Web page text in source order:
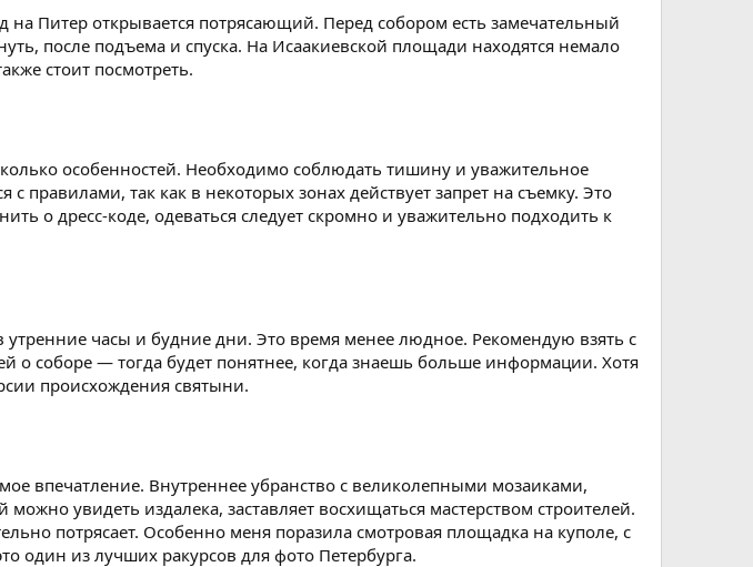
на Питер открывается потрясающий. Перед собором есть замечательный
после подъема и спуска. На Исаакиевской площади находятся немало
стоит посмотреть.
особенностей. Необходимо соблюдать тишину и уважительное
правилами, так как в некоторых зонах действует запрет на съемку. Это
о дресс-коде, одеваться следует скромно и уважительно подходить к
часы и будние дни. Это время менее людное. Рекомендую взять с
о соборе — тогда будет понятнее, когда знаешь больше информации. Хотя
происхождения святыни.
впечатление. Внутреннее убранство с великолепными мозаиками,
увидеть издалека, заставляет восхищаться мастерством строителей.
потрясает. Особенно меня поразила смотровая площадка на куполе, с
один из лучших ракурсов для фото Петербурга.